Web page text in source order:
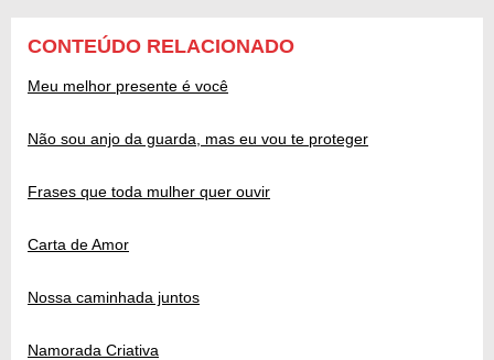
CONTEÚDO RELACIONADO
Meu melhor presente é você
Não sou anjo da guarda, mas eu vou te proteger
Frases que toda mulher quer ouvir
Carta de Amor
Nossa caminhada juntos
Namorada Criativa